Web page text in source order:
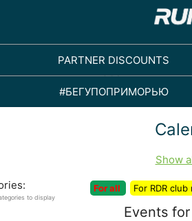
PARTNER DISCOUNTS
#БЕГУПОПРИМОРЬЮ
Show
to display
For all For RDR club
Events for